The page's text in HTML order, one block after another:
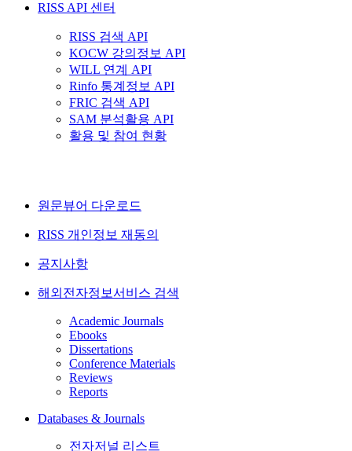
RISS API 센터
RISS 검색 API
KOCW 강의정보 API
WILL 연계 API
Rinfo 통계정보 API
FRIC 검색 API
SAM 분석활용 API
활용 및 참여 현황
원문뷰어 다운로드
RISS 개인정보 재동의
공지사항
해외전자정보서비스 검색
Academic Journals
Ebooks
Dissertations
Conference Materials
Reviews
Reports
Databases & Journals
전자저널 리스트